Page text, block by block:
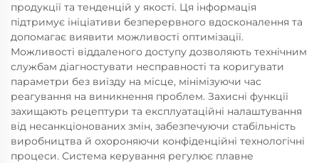
продукції та тенденцій у якості. Ця інформація
підтримує ініціативи безперервного вдосконалення та
допомагає виявити можливості оптимізації.
Можливості віддаленого доступу дозволяють технічним
службам діагностувати несправності та коригувати
параметри без виїзду на місце, мінімізуючи час
реагування на виникнення проблем. Захисні функції
захищають рецептури та експлуатаційні налаштування
від несанкціонованих змін, забезпечуючи стабільність
виробництва й охороняючи конфіденційні технологічні
процеси. Система керування регулює плавне